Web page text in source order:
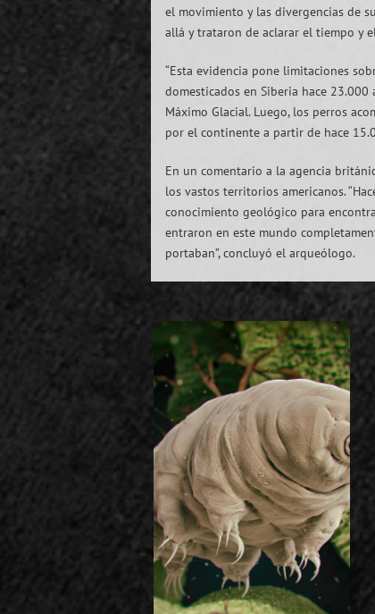
el movimiento y las divergencias de
allá y trataron de aclarar el tiempo y
“Esta evidencia pone limitaciones
domesticados en Siberia hace
Máximo Glacial. Luego, los perros
por el continente a partir de hace
En un comentario a la agencia
los vastos territorios americanos.
conocimiento geológico para
entraron en este mundo
portaban”, concluyó el arqueólogo.